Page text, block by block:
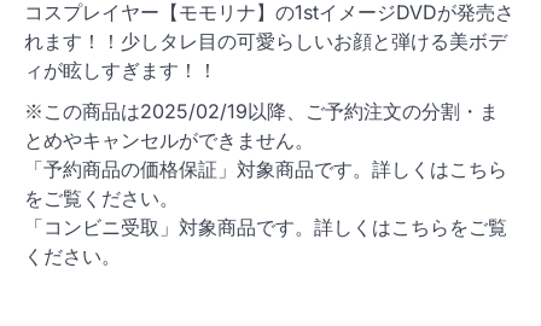
コスプレイヤー【モモリナ】の1stイメージDVDが発売さ
れます！！少しタレ目の可愛らしいお顔と弾ける美ボデ
ィが眩しすぎます！！
※この商品は2025/02/19以降、ご予約注文の分割・ま
とめやキャンセルができません。
「予約商品の価格保証」対象商品です。詳しくはこちら
をご覧ください。
「コンビニ受取」対象商品です。詳しくはこちらをご覧
ください。